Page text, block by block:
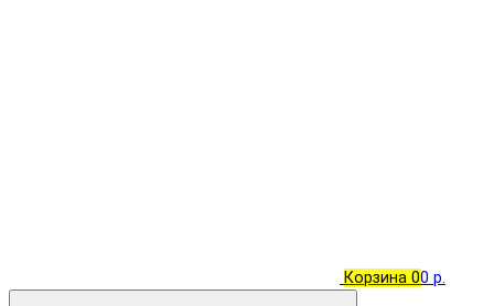
Корзина 00 р.